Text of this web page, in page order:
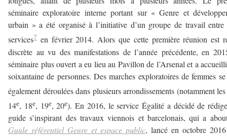
séminaire exploratoire interne portant sur « Genre et
urbain » a été organisé à l’initiative d’un groupe de travail entre
services7 en février 2014. Alors que cette première réunion est
discrète au vu des manifestations de l’année précédente, en
séminaire plus ouvert a eu lieu au Pavillon de l’Arsenal et a
soixantaine de personnes. Des marches exploratoires de femmes
également déroulées dans plusieurs arrondissements (notamment
14e, 18e, 19e, 20e). En 2016, le service Égalité a décidé de
guide s’inspirant des travaux viennois et barcelonais, qui a
Guide référentiel Genre et espace public, lancé en octobre